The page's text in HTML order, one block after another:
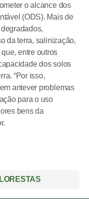
o alcance dos
(ODS). Mais de
da terra, salinização,
entre outros
dos solos
“Por isso,
antever problemas
para o uso
bens da